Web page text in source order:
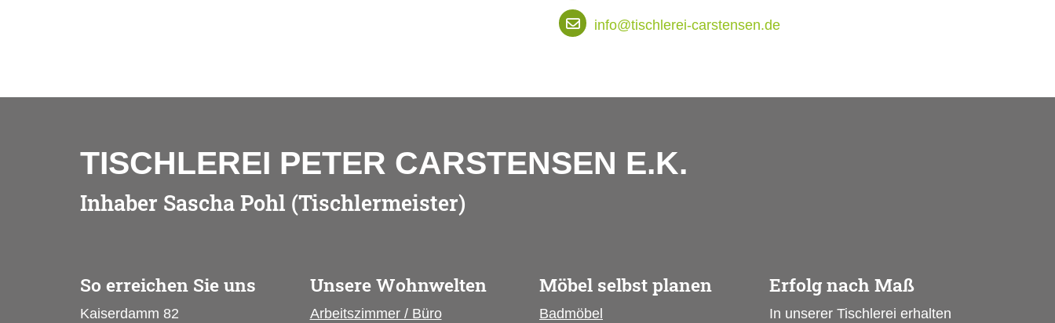
info@tischlerei-carstensen.de
TISCHLEREI PETER CARSTENSEN E.K.
Inhaber Sascha Pohl (Tischlermeister)
So erreichen Sie uns
Kaiserdamm 82
Unsere Wohnwelten
Arbeitszimmer / Büro
Möbel selbst planen
Badmöbel
Erfolg nach Maß
In unserer Tischlerei erhalten